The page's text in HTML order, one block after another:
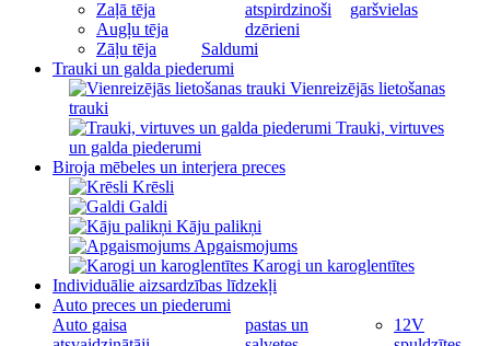
Zaļā tēja
Augļu tēja
Zāļu tēja
atspirdzinoši
dzērieni
Saldumi
garšvielas
Trauki un galda piederumi
Vienreizējās lietošanas
trauki
Trauki, virtuves
un galda piederumi
Biroja mēbeles un interjera preces
Krēsli
Galdi
Kāju palikņi
Apgaismojums
Karogi un karoglentītes
Individuālie aizsardzības līdzekļi
Auto preces un piederumi
Auto gaisa
pastas un
12V